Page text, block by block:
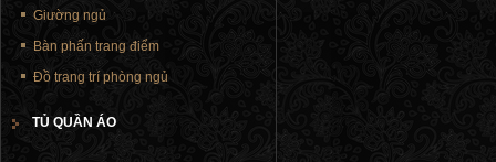
Giường ngủ
Bàn phấn trang điểm
Đồ trang trí phòng ngủ
TỦ QUẦN ÁO